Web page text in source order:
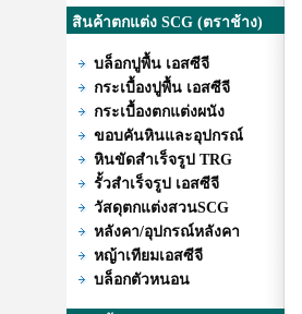
สินค้าตกแต่ง SCG (ตราช้าง)
บล็อกปูพื้น เอสซีจี
กระเบื้องปูพื้น เอสซีจี
กระเบื้องตกแต่งผนัง
ขอบคันหินและอุปกรณ์
หินขัดสำเร็จรูป TRG
รั้วสำเร็จรูป เอสซีจี
วัสดุตกแต่งสวนSCG
หลังคา/อุปกรณ์หลังคา
หญ้าเทียมเอสซีจี
บล็อกตัวหนอน